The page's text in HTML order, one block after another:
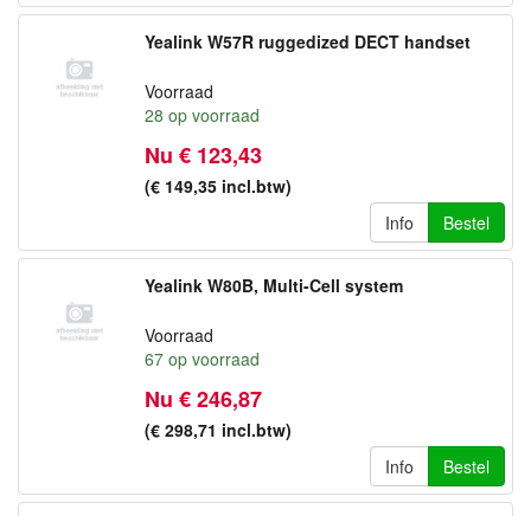
Yealink W57R ruggedized DECT handset
Voorraad
28 op voorraad
Nu € 123,43
(€ 149,35 incl.btw)
Info
Bestel
Yealink W80B, Multi-Cell system
Voorraad
67 op voorraad
Nu € 246,87
(€ 298,71 incl.btw)
Info
Bestel